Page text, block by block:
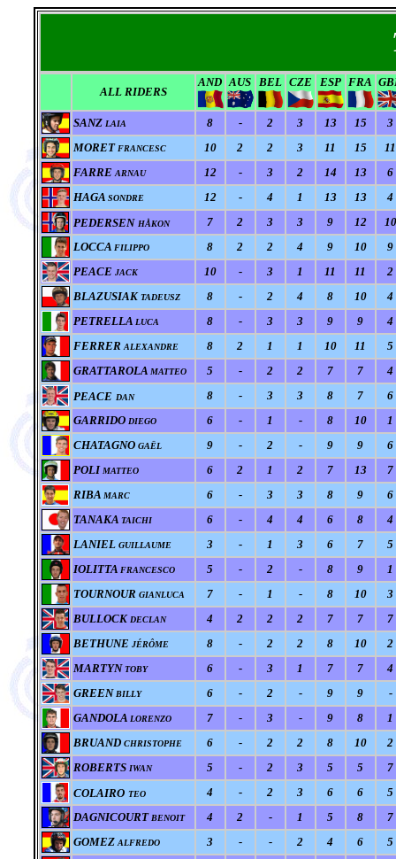
ALL RIDERS
AND AUS BEL CZE ESP FRA
SANZ LAIA 8 - 2 3 13 15
3
MORET FRANCESC 10 2 2 3 11 15
11
FARRE ARNAU 12 - 3 2 14 13
6
HAGA SONDRE 12 - 4 1 13 13
4
PEDERSEN HÅKON 7 2 3 3 9 12
10
LOCCA FILIPPO 8 2 2 4 9 10
9
PEACE JACK 10 - 3 1 11 11
2
BLAZUSIAKTADEUSZ 8 - 2 4 8 10
4
PETRELLA LUCA 8 - 3 3 9 9
4
FERRERALEXANDRE 8 2 1 1 10 11
5
GRATTAROLA MATTEO 5 - 2 2 7 7
4
PEACE DAN 8 - 3 3 8 7
6
GARRIDO DIEGO 6 - 1 - 8 10
1
CHATAGNO GAËL 9 - 2 - 9 9
6
POLI MATTEO 6 2 1 2 7 13
7
RIBA MARC 6 - 3 3 8 9
6
TANAKA TAICHI 6 - 4 4 6 8
4
LANIEL GUILLAUME 3 - 1 3 6 7
5
IOLITTA FRANCESCO 5 - 2 - 8 9
1
TOURNOUR GIANLUCA 7 - 1 - 8 10
3
BULLOCK DECLAN 4 2 2 2 7 7
7
BETHUNE JÉRÔME 8 - 2 2 8 10
2
MARTYN TOBY 6 - 3 1 7 7
4
GREEN BILLY 6 - 2 - 9 9
-
GANDOLA LORENZO 7 - 3 - 9 8
1
BRUAND CHRISTOPHE 6 - 2 2 8 10
2
ROBERTS IWAN 5 - 2 3 5 5
7
COLAIRO TEO 4 - 2 3 6 6
5
DAGNICOURT BENOIT 4 2 - 1 5 8
7
GOMEZALFREDO 3 - - 2 4 6
5